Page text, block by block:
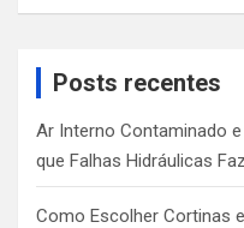
a
Posts recentes
Ar Interno Contaminado
que Falhas Hidráulicas
Como Escolher Cortinas